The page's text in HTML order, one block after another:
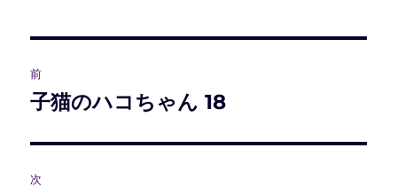
稿
ビ
前
前
投
稿:
子猫のハコちゃん 18
次